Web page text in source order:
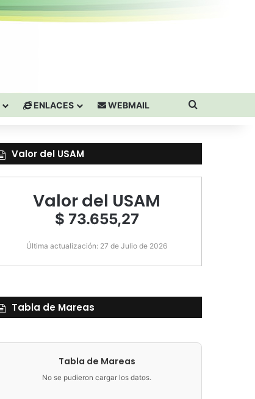
ENLACES WEBMAIL Buscar por
Valor del USAM
Valor del USAM
$ 73.655,27
Última actualización: 27 de Julio de 2026
Tabla de Mareas
Tabla de Mareas
No se pudieron cargar los datos.